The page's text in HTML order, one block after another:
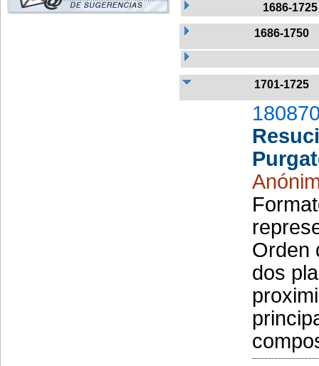
1686-1725
1686-1750
1701-1725
Orden
dos